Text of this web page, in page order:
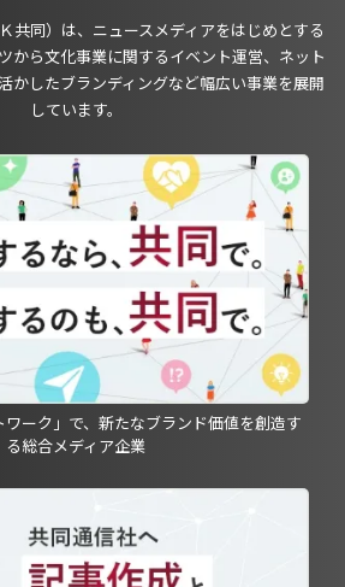
共同）は、ニュースメディアをはじめとする
から文化事業に関するイベント運営、ネット
かしたブランディングなど幅広い事業を展開
しています。
ワーク」で、新たなブランド価値を創造す
る総合メディア企業